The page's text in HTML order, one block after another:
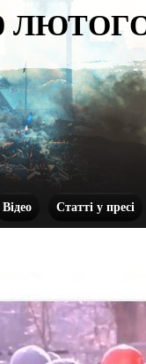
Відео Статті у пресі